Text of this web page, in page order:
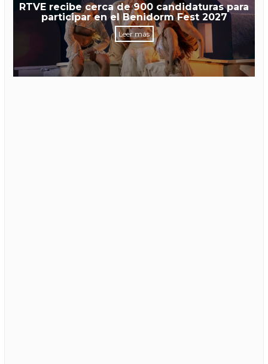
RTVE recibe cerca de 900 candidaturas para
participar en el Benidorm Fest 2027
Leer más